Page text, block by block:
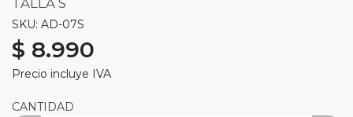
SKU: AD-07S
$ 8.990
Precio incluye IVA
CANTIDAD